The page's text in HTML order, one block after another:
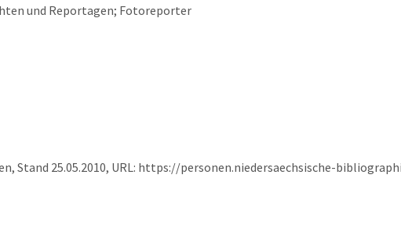
und Reportagen; Fotoreporter
Stand 25.05.2010, URL: https://personen.niedersaechsische-